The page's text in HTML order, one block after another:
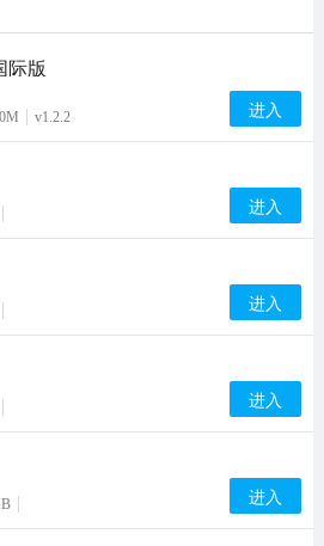
际版
v1.2.2 进入
进入
进入
进入
进入